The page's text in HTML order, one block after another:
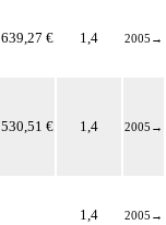
639,27 € 1,4 2005 →
530,51 € 1,4 2005 →
1,4 2005 →